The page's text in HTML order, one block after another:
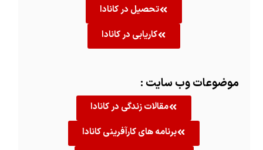
تحصیل در کانادا
کاریابی در کانادا
موضوعات وب سایت :
مقالات زندگی در کانادا
برنامه های کارآفرینی کانادا